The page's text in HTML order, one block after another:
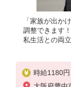
「家族が出か
調整できます！
私生活との両
時給1180円
22:00〜翌